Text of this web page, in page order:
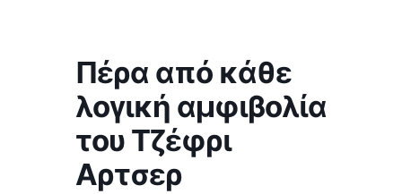
Πέρα από κάθε
λογική αμφιβολία
του Τζέφρι
Αρτσερ